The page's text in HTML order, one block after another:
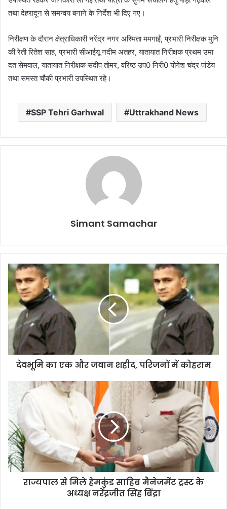
तथा देहरादून से समन्वय बनाने के निर्देश भी दिए गए।
निरीक्षण के दौरान क्षेत्राधिकारी नरेंद्र नगर अस्मिता ममगाईं, प्रभारी निरीक्षक मुनि
की रेती रितेश साह, प्रभारी सीआईयू नदीम अतहर, यातायात निरीक्षक प्रथम उमा
दत सेमवाल, यातायात निरीक्षक संदीप तोमर, वरिष्ठ उप0 निरी0 योगेश चंद्र पांडेय
तथा समस्त चौकी प्रभारी उपस्थित रहे।
SSP Tehri Garhwal Uttrakhand News
Simant Samachar
देवभूमि का एक और जवान शहीद, परिजनों में कोहराम
राज्यपाल से मिले हेमकुंड साहिब मैनेजमेंट ट्रस्ट के
अध्यक्ष नरेंद्रजीत सिंह बिंद्रा